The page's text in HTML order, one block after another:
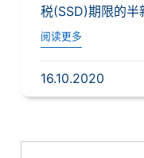
税(SSD)期限的半
阅读更多
16.10.2020